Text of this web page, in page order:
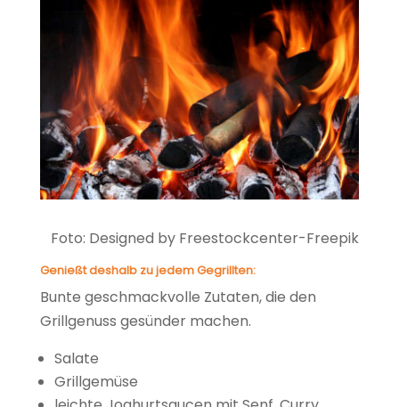
Foto: Designed by Freestockcenter-Freepik
Genießt deshalb zu jedem Gegrillten:
Bunte geschmackvolle Zutaten, die den
Grillgenuss gesünder machen.
Salate
Grillgemüse